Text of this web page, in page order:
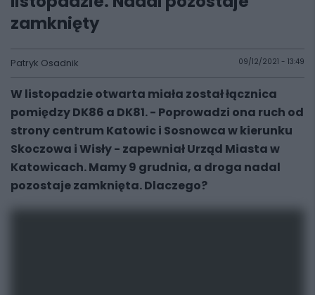
zamknięty
Patryk Osadnik 09/12/2021 - 13:49
W listopadzie otwarta miała został łącznica
pomiędzy DK86 a DK81. - Poprowadzi ona ruch od
strony centrum Katowic i Sosnowca w kierunku
Skoczowa i Wisły - zapewniał Urząd Miasta w
Katowicach. Mamy 9 grudnia, a droga nadal
pozostaje zamknięta. Dlaczego?